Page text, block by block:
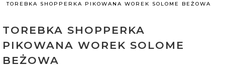
TOREBKA SHOPPERKA PIKOWANA WOREK SOLOME BEŻOWA
TOREBKA SHOPPERKA
PIKOWANA WOREK SOLOME
BEŻOWA